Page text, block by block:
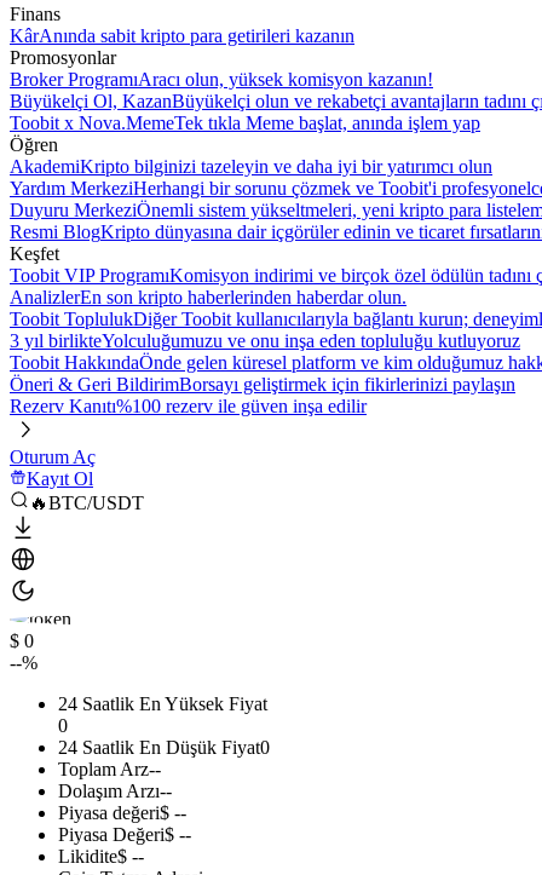
Finans
KârAnında sabit kripto para getirileri kazanın
Promosyonlar
Broker ProgramıAracı olun, yüksek komisyon kazanın!
Büyükelçi Ol, KazanBüyükelçi olun ve rekabetçi avantajların tadını
Toobit x Nova.MemeTek tıkla Meme başlat, anında işlem yap
Öğren
AkademiKripto bilginizi tazeleyin ve daha iyi bir yatırımcı olun
Yardım MerkeziHerhangi bir sorunu çözmek ve Toobit'i
Duyuru MerkeziÖnemli sistem yükseltmeleri, yeni kripto para
Resmi BlogKripto dünyasına dair içgörüler edinin ve ticaret
Keşfet
Toobit VIP ProgramıKomisyon indirimi ve birçok özel ödülün tadını
AnalizlerEn son kripto haberlerinden haberdar olun.
Toobit ToplulukDiğer Toobit kullanıcılarıyla bağlantı kurun;
3 yıl birlikteYolculuğumuzu ve onu inşa eden topluluğu kutluyoruz
Toobit HakkındaÖnde gelen küresel platform ve kim olduğumuz
Öneri & Geri BildirimBorsayı geliştirmek için fikirlerinizi paylaşın
Rezerv Kanıtı%100 rezerv ile güven inşa edilir
Oturum Aç
Kayıt Ol
🔥BTC/USDT
$ 0
--%
24 Saatlik En Yüksek Fiyat
0
24 Saatlik En Düşük Fiyat0
Toplam Arz--
Dolaşım Arzı--
Piyasa değeri$ --
Piyasa Değeri$ --
Likidite$ --